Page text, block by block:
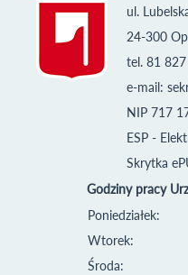
ul.
24-300
tel. 81
e-mail:
NIP 717
ESP -
Skrytka
Godziny pracy
Poniedziałek:
Wtorek:
Środa: